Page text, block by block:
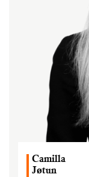
Camilla
Jøtun